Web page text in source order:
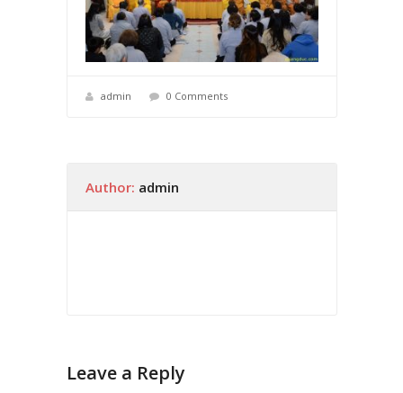
admin 0 Comments
Author: admin
Leave a Reply